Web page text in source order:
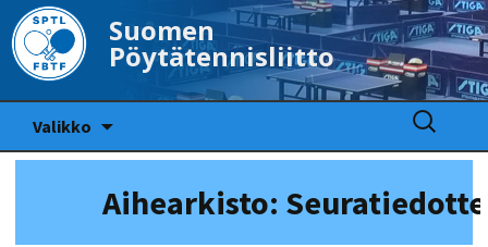
Suomen
Pöytätennisliitto
Valikko
Haku:
Aihearkisto: